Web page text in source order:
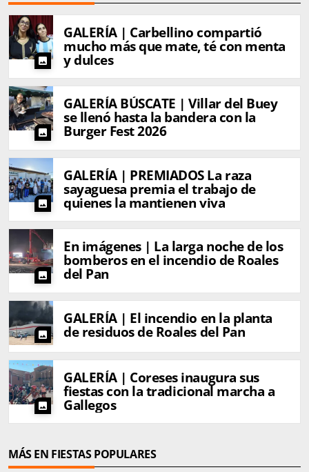
photo
GALERÍA | Carbellino compartió
mucho más que mate, té con menta
y dulces
photo
GALERÍA BÚSCATE | Villar del Buey
se llenó hasta la bandera con la
Burger Fest 2026
photo
GALERÍA | PREMIADOS La raza
sayaguesa premia el trabajo de
quienes la mantienen viva
photo
En imágenes | La larga noche de los
bomberos en el incendio de Roales
del Pan
photo
GALERÍA | El incendio en la planta
de residuos de Roales del Pan
photo
GALERÍA | Coreses inaugura sus
fiestas con la tradicional marcha a
Gallegos
MÁS EN FIESTAS POPULARES